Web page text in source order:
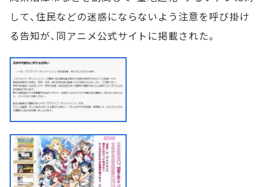
して、住民などの迷惑にならないよう注意を呼び掛け
る告知が、同アニメ公式サイトに掲載された。